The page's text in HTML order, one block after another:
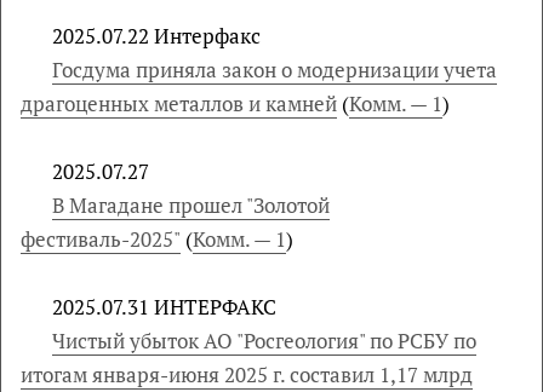
2025.07.22 Интерфакс
Госдума приняла закон о модернизации учета
драгоценных металлов и камней (Комм. — 1)
2025.07.27
В Магадане прошел "Золотой
фестиваль-2025" (Комм. — 1)
2025.07.31 ИНТЕРФАКС
Чистый убыток АО "Росгеология" по РСБУ по
итогам января-июня 2025 г. составил 1,17 млрд